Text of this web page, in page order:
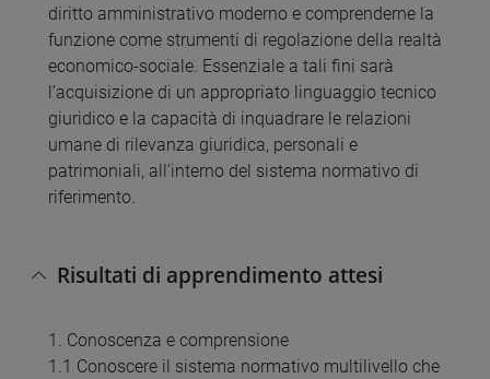
diritto amministrativo moderno e comprenderne la
funzione come strumenti di regolazione della realtà
economico-sociale. Essenziale a tali fini sarà
l’acquisizione di un appropriato linguaggio tecnico
giuridico e la capacità di inquadrare le relazioni
umane di rilevanza giuridica, personali e
patrimoniali, all’interno del sistema normativo di
riferimento.
Risultati di apprendimento attesi
1. Conoscenza e comprensione
1.1 Conoscere il sistema normativo multilivello che